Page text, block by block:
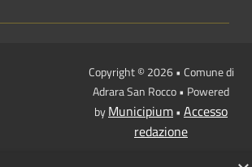
Copyright © 2026 • Comune di
Adrara San Rocco • Powered
byMunicipium• Accesso
redazione